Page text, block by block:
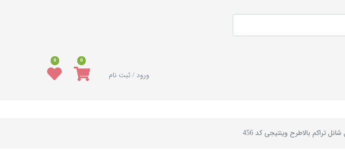
ورود / ثبت نام
0
0
تراکم بالاطرح وینتیجی کد 456